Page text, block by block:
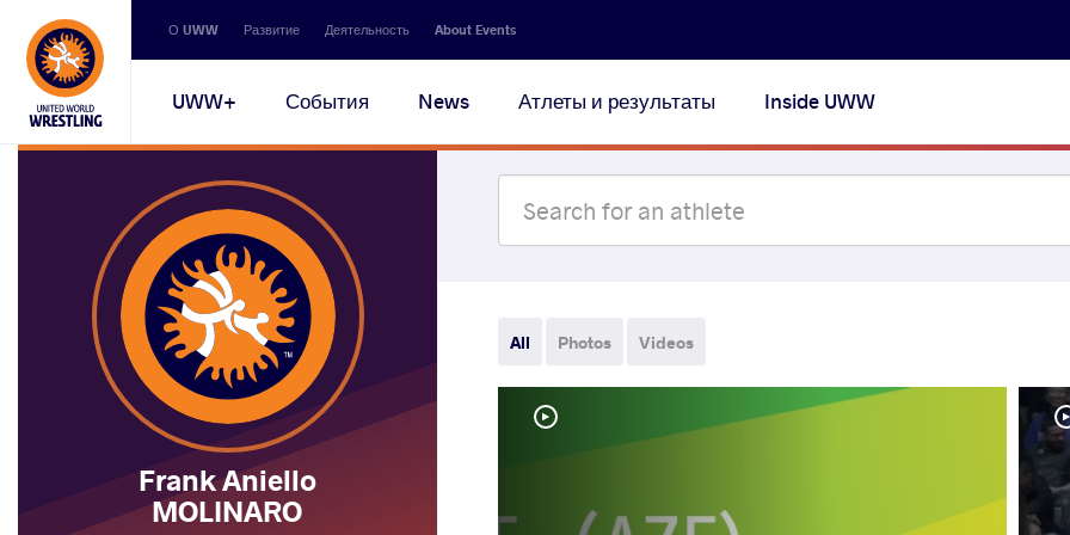
Secondary
navigation
О UWW Развитие Деятельность About Events
Main
navigation
UWW+ События News Атлеты и результаты Inside UWW
Frank Aniello
MOLINARO
All Photos Videos